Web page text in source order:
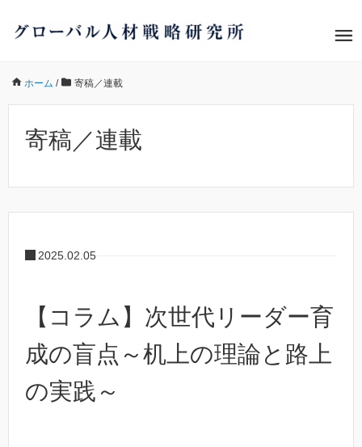
ホーム / 寄稿／連載
寄稿／連載
2025.02.05
【コラム】次世代リーダー育
成の盲点～机上の理論と路上
の実践～